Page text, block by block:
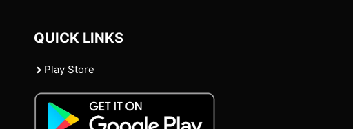
QUICK LINKS
Play Store